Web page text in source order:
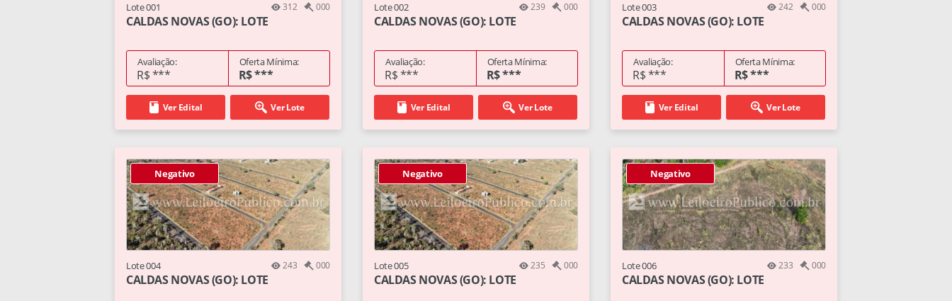
Lote 001 312 000
CALDAS NOVAS (GO): LOTE
Avaliação:
R$ ***
Oferta Mínima:
R$ ***
Ver Edital Ver Lote
Lote 002 239 000
CALDAS NOVAS (GO): LOTE
Avaliação:
R$ ***
Oferta Mínima:
R$ ***
Ver Edital Ver Lote
Lote 003 242 000
CALDAS NOVAS (GO): LOTE
Avaliação:
R$ ***
Oferta Mínima:
R$ ***
Ver Edital Ver Lote
Negativo
Lote 004 243 000
CALDAS NOVAS (GO): LOTE
Negativo
Lote 005 235 000
CALDAS NOVAS (GO): LOTE
Negativo
Lote 006 233 000
CALDAS NOVAS (GO): LOTE